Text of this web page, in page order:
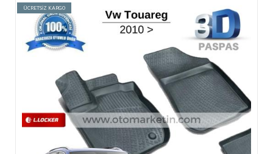
ÜCRETSİZ KARGO